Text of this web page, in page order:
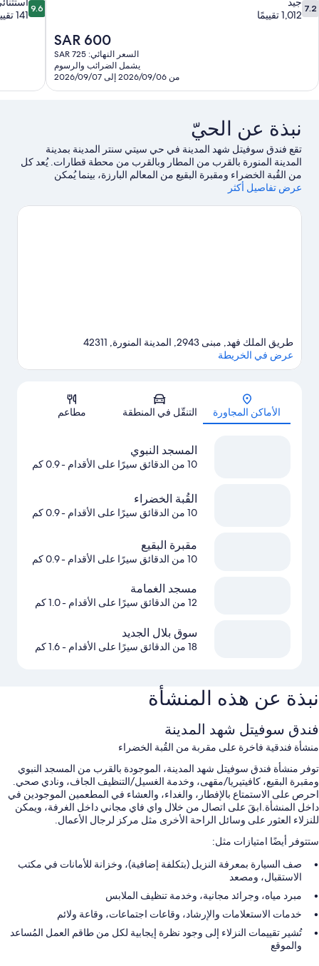
من
7.2
1,012 تقييمًا
السعر
الحالي
هو
SAR
600
SAR 600
السعر النهائي: SAR 725
يشمل الضرائب والرسوم
من 2026/09/06 إلى 2026/09/07
من
9.6
141 تقييمًا
نبذة عن الحيّ
تقع فندق سوفيتل شهد المدينة في حي سيتي سنتر المدينة بمدينة
المدينة المنورة بالقرب من المطار وبالقرب من محطة قطارات. يُعد كل
من القُبة الخضراء ومقبرة البقيع من المعالم البارزة، بينما يُمكن
للمسافرين الذين قد يرغبون في التسوق زيارة مركز مدينة مول للتسوق
آخرين موصى بهما للزيارة.
تفضل بزيارة أدلتنا للسفر إلى المدينة المنورة
عرض تفاصيل أكثر
الخريطة
طريق الملك فهد, مبنى 2943, المدينة المنورة, 42311
عرض في الخريطة
الأماكن المجاورة التنقّل في المنطقة مطاعم
المسجد النبوي
10 من الدقائق سيرًا على الأقدام - 0.9 كم
القُبة الخضراء
10 من الدقائق سيرًا على الأقدام - 0.9 كم
مقبرة البقيع
10 من الدقائق سيرًا على الأقدام - 0.9 كم
مسجد الغمامة
12 من الدقائق سيرًا على الأقدام - 1.0 كم
سوق بلال الجديد
18 من الدقائق سيرًا على الأقدام - 1.6 كم
نبذة عن هذه المنشأة
فندق سوفيتل شهد المدينة
منشأة فندقية فاخرة على مقربة من القُبة الخضراء
توفر منشأة فندق سوفيتل شهد المدينة، الموجودة بالقرب من المسجد النبوي
ومقبرة البقيع، كافيتيريا/مقهى، وخدمة الغسيل/التنظيف الجاف، ونادي صحي.
احرص على الاستمتاع بالإفطار، والغداء، والعشاء في المطعمين الموجودين في
داخل المنشأة.ابقَ على اتصال من خلال واي فاي مجاني داخل الغرفة، ويمكن
للنزلاء العثور على وسائل الراحة الأخرى مثل مركز لرجال الأعمال.
ستتوفر أيضًا امتيازات مثل:
صف السيارة بمعرفة النزيل (بتكلفة إضافية)، وخزانة للأمانات في مكتب
الاستقبال، ومصعد
مبرد مياه، وجرائد مجانية، وخدمة تنظيف الملابس
خدمات الاستعلامات والإرشاد، وقاعات اجتماعات، وقاعة ولائم
تُشير تقييمات النزلاء إلى وجود نظرة إيجابية لكل من طاقم العمل المُساعد
والموقع